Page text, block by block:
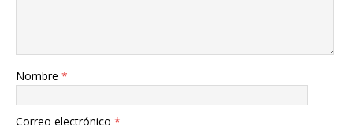
Nombre *
Correo electrónico *